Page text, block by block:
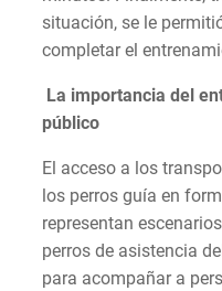
situación, se le
completar el
La importancia del
público
El acceso a los
los perros guía en
representan
perros de asistencia
para acompañar a